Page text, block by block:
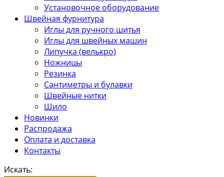
Установочное оборудование
Швейная фурнитура
Иглы для ручного шитья
Иглы для швейных машин
Липучка (велькро)
Ножницы
Резинка
Сантиметры и булавки
Швейные нитки
Шило
Новинки
Распродажа
Оплата и доставка
Контакты
Искать: